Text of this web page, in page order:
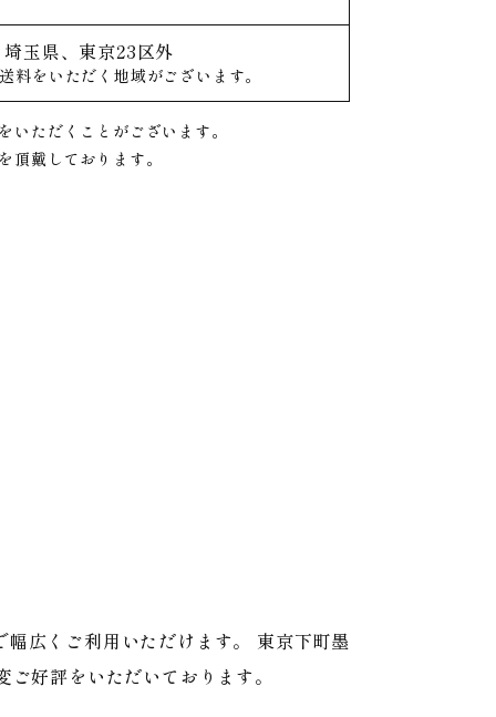
玉県、東京23区外
料をいただく地域がございます。
いただくことがございます。
頂戴しております。
広くご利用いただけます。 東京下町墨
好評をいただいております。